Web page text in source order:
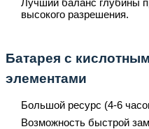
высокого разрешения.
Батарея с
элементами
Большой ресурс (4-6
Возможность быстрой